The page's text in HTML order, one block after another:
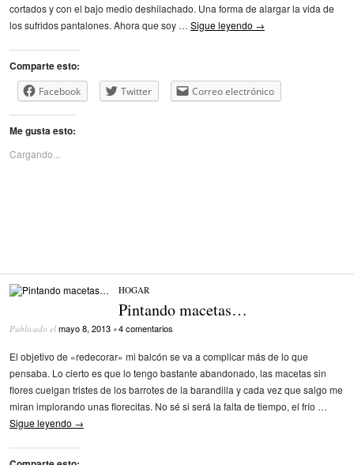
cortados y con el bajo medio deshilachado. Una forma de alargar la vida de
los sufridos pantalones. Ahora que soy … Sigue leyendo →
Comparte esto:
Facebook Twitter Correo electrónico
Me gusta esto:
Cargando...
HOGAR
Pintando macetas…
Publicado el mayo 8, 2013 •4 comentarios
El objetivo de «redecorar» mi balcón se va a complicar más de lo que
pensaba. Lo cierto es que lo tengo bastante abandonado, las macetas sin
flores cuelgan tristes de los barrotes de la barandilla y cada vez que salgo me
miran implorando unas florecitas. No sé si será la falta de tiempo, el frío …
Sigue leyendo →